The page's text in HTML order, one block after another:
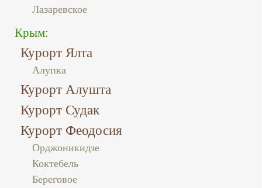
Лазаревское
Крым:
Курорт Ялта
Алупка
Курорт Алушта
Курорт Судак
Курорт Феодосия
Орджоникидзе
Коктебель
Береговое